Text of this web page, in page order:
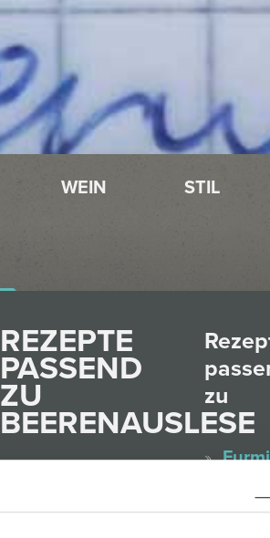
WEIN STIL
REZEPTE
PASSEND
ZU
BEERENAUSLESE
zu